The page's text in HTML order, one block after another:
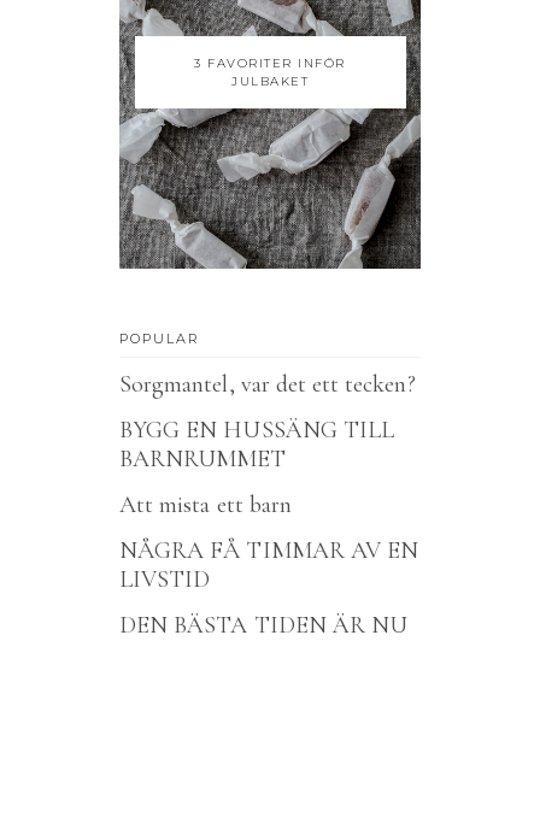
3 FAVORITER INFÖR
JULBAKET
POPULAR
Sorgmantel, var det ett tecken?
BYGG EN HUSSÄNG TILL
BARNRUMMET
Att mista ett barn
NÅGRA FÅ TIMMAR AV EN
LIVSTID
DEN BÄSTA TIDEN ÄR NU